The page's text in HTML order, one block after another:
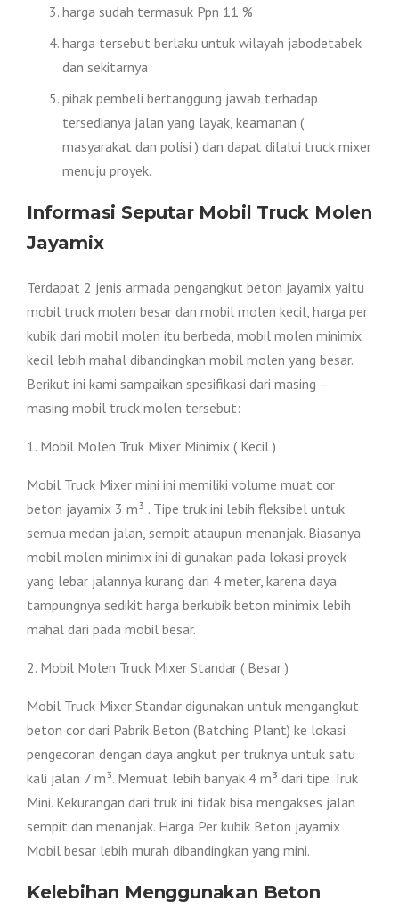
harga sudah termasuk Ppn 11 %
harga tersebut berlaku untuk wilayah jabodetabek
dan sekitarnya
pihak pembeli bertanggung jawab terhadap
tersedianya jalan yang layak, keamanan (
masyarakat dan polisi ) dan dapat dilalui truck mixer
menuju proyek.
Informasi Seputar Mobil Truck Molen
Jayamix
Terdapat 2 jenis armada pengangkut beton jayamix yaitu
mobil truck molen besar dan mobil molen kecil, harga per
kubik dari mobil molen itu berbeda, mobil molen minimix
kecil lebih mahal dibandingkan mobil molen yang besar.
Berikut ini kami sampaikan spesifikasi dari masing –
masing mobil truck molen tersebut:
1. Mobil Molen Truk Mixer Minimix ( Kecil )
Mobil Truck Mixer mini ini memiliki volume muat cor
beton jayamix 3 m³ . Tipe truk ini lebih fleksibel untuk
semua medan jalan, sempit ataupun menanjak. Biasanya
mobil molen minimix ini di gunakan pada lokasi proyek
yang lebar jalannya kurang dari 4 meter, karena daya
tampungnya sedikit harga berkubik beton minimix lebih
mahal dari pada mobil besar.
2. Mobil Molen Truck Mixer Standar ( Besar )
Mobil Truck Mixer Standar digunakan untuk mengangkut
beton cor dari Pabrik Beton (Batching Plant) ke lokasi
pengecoran dengan daya angkut per truknya untuk satu
kali jalan 7 m³. Memuat lebih banyak 4 m³ dari tipe Truk
Mini. Kekurangan dari truk ini tidak bisa mengakses jalan
sempit dan menanjak. Harga Per kubik Beton jayamix
Mobil besar lebih murah dibandingkan yang mini.
Kelebihan Menggunakan Beton